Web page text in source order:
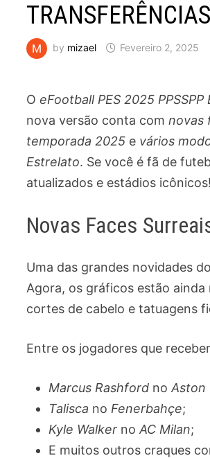
by mizael Fevereiro 2, 2025
O eFootball PES 2025 PPSSPP
nova versão conta comnovas
temporada 2025 e vários
Estrelato. Se você é fã de
atualizados e estádios icônicos!
Novas Faces
Uma das grandes novidades do
Agora, os gráficos estão
cortes de cabelo e tatuagens
Entre os jogadores que
Marcus Rashford noAston
Talisca no Fenerbahçe;
Kyle Walker noAC Milan;
E muitos outros craques